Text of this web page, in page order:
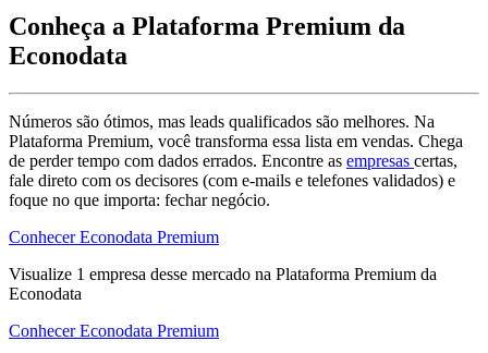
Conheça a Plataforma Premium da
Econodata
Números são ótimos, mas leads qualificados são melhores. Na
Plataforma Premium, você transforma essa lista em vendas. Chega
de perder tempo com dados errados. Encontre as empresas certas,
fale direto com os decisores (com e-mails e telefones validados) e
foque no que importa: fechar negócio.
Conhecer Econodata Premium
Visualize 1 empresa desse mercado na Plataforma Premium da
Econodata
Conhecer Econodata Premium